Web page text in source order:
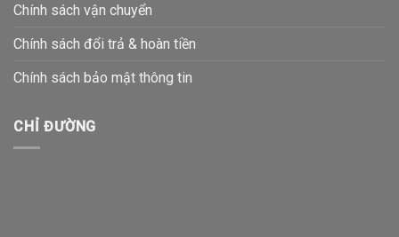
Chính sách vận chuyển
Chính sách đổi trả & hoàn tiền
Chính sách bảo mật thông tin
CHỈ ĐƯỜNG